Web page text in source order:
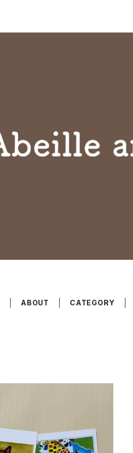
ABOUT CATEGORY